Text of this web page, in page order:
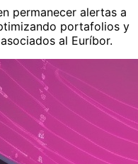
permanecer alertas a
portafolios y
al Euríbor.